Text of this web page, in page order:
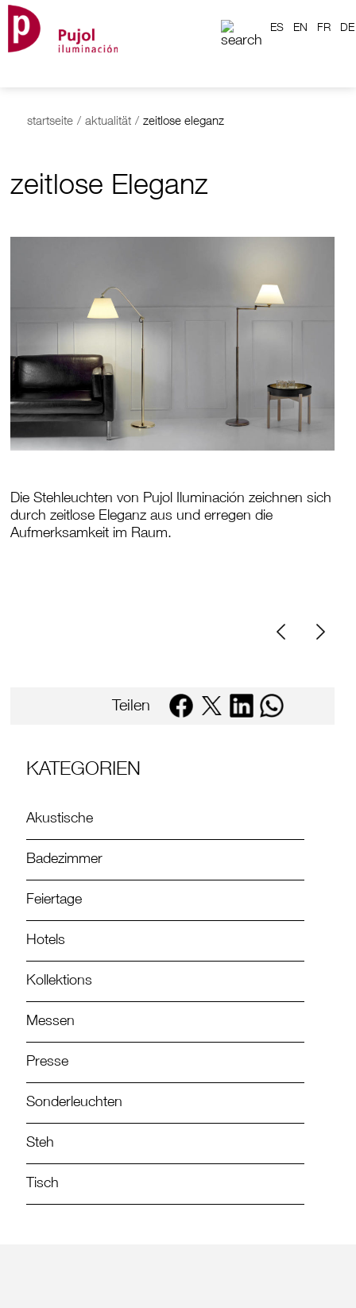
ES EN FR DE
startseite / aktualität / zeitlose eleganz
zeitlose Eleganz
Die Stehleuchten von Pujol Iluminación zeichnen sich
durch zeitlose Eleganz aus und erregen die
Aufmerksamkeit im Raum.
Teilen
KATEGORIEN
Akustische
Badezimmer
Feiertage
Hotels
Kollektions
Messen
Presse
Sonderleuchten
Steh
Tisch